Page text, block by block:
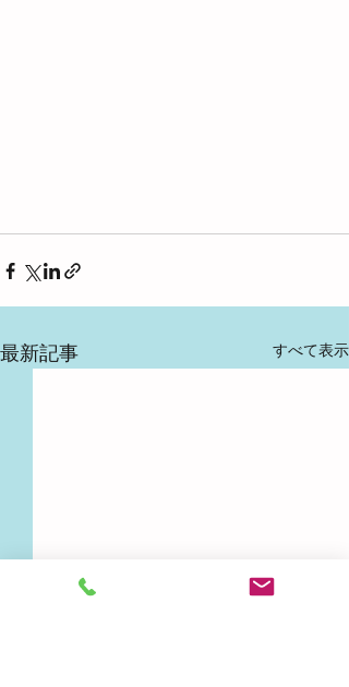
最新記事 すべて表示